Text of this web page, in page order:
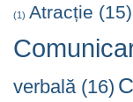
(1) Atracție (15)
verbală(16)